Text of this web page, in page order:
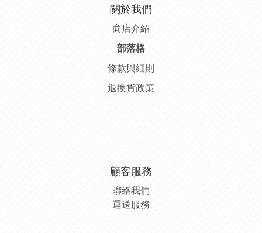
關於我們
商店介紹
部落格
條款與細則
退換貨政策
顧客服務
聯絡我們
運送服務